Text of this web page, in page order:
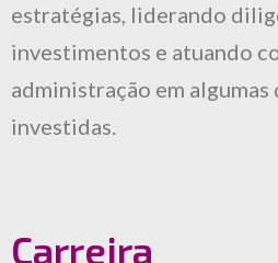
estratégias, liderando
investimentos e atuando
administração em algumas
investidas.
Carreira